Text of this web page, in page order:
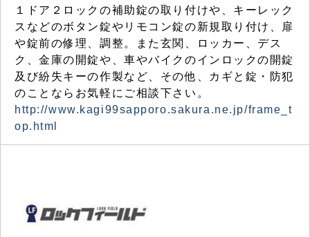
１ドア２ロックの補助錠の取り付けや、キーレック
スなどのボタン錠やリモコン錠の新規取り付け、扉
や錠前の修理、調整。また玄関、ロッカー、デス
ク、金庫の開錠や、車やバイクのインロックの開錠
及び紛失キーの作製など、その他、カギと錠・防犯
のことならお気軽にご相談下さい。
http://www.kagi99sapporo.sakura.ne.jp/frame_t
op.html